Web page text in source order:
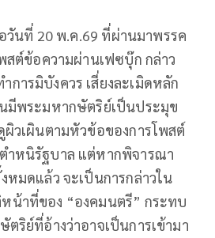
วันที่ 20 พ.ค.69 ที่ผ่านมาพรรค
ต์ข้อความผ่านเฟซบุ๊ก กล่าว
การมิบังควร เสี่ยงละเมิดหลัก
มีพระมหากษัตริย์เป็นประมุข
ผิวเผินตามหัวข้อของการโพสต์
ำหนิรัฐบาล แต่หากพิจารณา
หมดแล้ว จะเป็นการกล่าวใน
น้าที่ของ “องคมนตรี” กระทบ
ริย์ที่อ้างว่าอาจเป็นการเข้ามา